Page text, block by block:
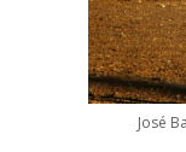
José